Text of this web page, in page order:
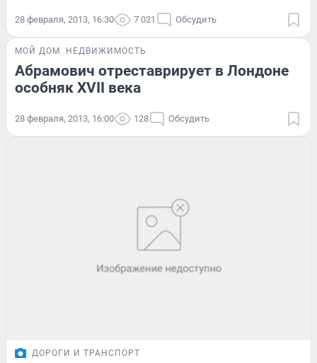
28 февраля, 2013, 16:30 7 021 Обсудить
МОЙ ДОМ НЕДВИЖИМОСТЬ
Абрамович отреставрирует в Лондоне
особняк XVII века
28 февраля, 2013, 16:00 128 Обсудить
ДОРОГИ И ТРАНСПОРТ